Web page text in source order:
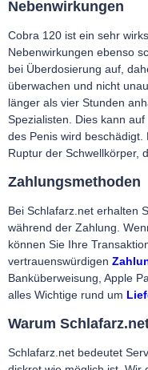
Nebenwirkungen
Cobra 120 ist ein sehr
Nebenwirkungen ebenso
bei Überdosierung auf,
überwachen und nicht
länger als vier Stunden
Spezialisten. Dies kann
des Penis wird
Ruptur der Schwellkörper,
Zahlungsmethoden
Bei Schlafarz.net erhalten
während der Zahlung.
können Sie Ihre
vertrauenswürdigen
Banküberweisung, Apple
alles Wichtige rund um
Warum
Schlafarz.net bedeutet